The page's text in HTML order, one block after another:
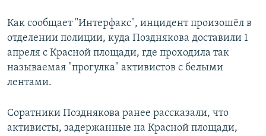
ПОДПИШИТЕСЬ НА РАССЫЛКУ
СОЦИАЛЬНЫЕ СЕТИ
Все сайты РСЕ/РС
Как сообщает "Интерфакс", инцидент произошёл в
отделении полиции, куда Позднякова доставили 1
апреля с Красной площади, где проходила так
называемая "прогулка" активистов с белыми
лентами.
Соратники Позднякова ранее рассказали, что
активисты, задержанные на Красной площади,